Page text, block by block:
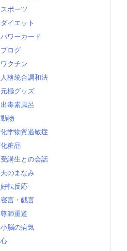
スポーツ
ダイエット
パワーカード
ブログ
ワクチン
人格統合調和法
元極グッズ
出毒素風呂
動物
化学物質過敏症
化粧品
受講生との会話
天のまなみ
好転反応
寝言・戯言
尊師重道
小脳の病気
心